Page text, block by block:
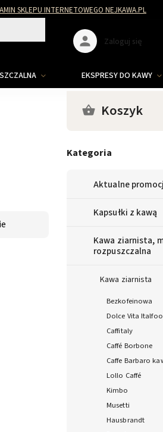
SKLEPU INTERNETOWEGO NEJKAWA.PL
Zaloguj się
EKSPRESY DO KAWY
Koszyk
Kategoria
Aktualne
Kapsułki z kawą
Kawa ziarnista,
rozpuszczalna
Kawa ziarnista
Bezkofeinowa
Dolce Vita
Caffitaly
Caffé Borbone
Caffe Barbaro
Lollo Caffé
Kimbo
Musetti
Hausbrandt